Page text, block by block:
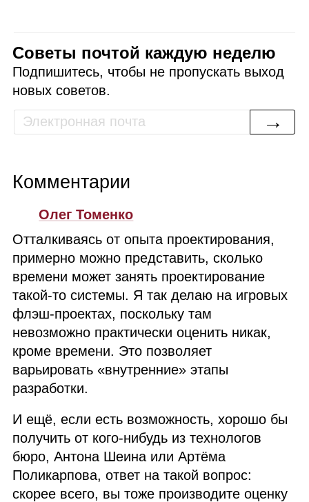
Советы почтой каждую неделю
Подпишитесь, чтобы не пропускать выход
новых советов.
→
Комментарии
Олег Томенко
Отталкиваясь от опыта проектирования,
примерно можно представить, сколько
времени может занять проектирование
такой‑то системы. Я так делаю на игровых
флэш‑проектах, поскольку там
невозможно практически оценить никак,
кроме времени. Это позволяет
варьировать «внутренние» этапы
разработки.
И ещё, если есть возможность, хорошо бы
получить от кого‑нибудь из технологов
бюро, Антона Шеина или Артёма
Поликарпова, ответ на такой вопрос:
скорее всего, вы тоже производите оценку